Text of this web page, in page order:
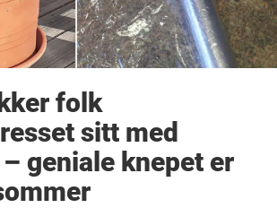
folk
sitt med
geniale knepet er